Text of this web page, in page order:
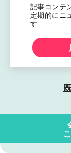
記事コンテ
定期的にニ
す